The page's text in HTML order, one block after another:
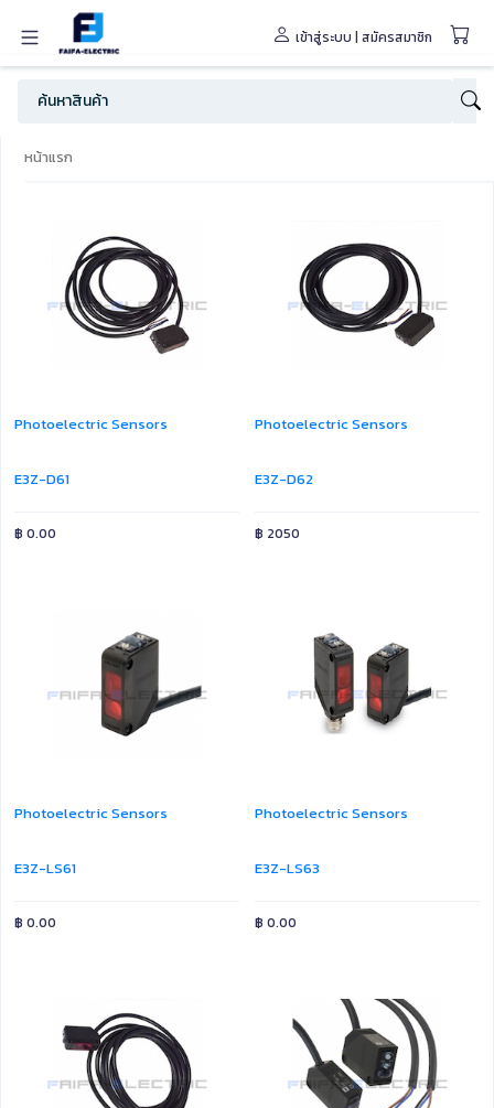
เข้าสู่ระบบ | สมัครสมาชิก
หน้าแรก
Photoelectric Sensors
E3Z-D61
฿ 0.00
Photoelectric Sensors
E3Z-D62
฿ 2050
Photoelectric Sensors
E3Z-LS61
฿ 0.00
Photoelectric Sensors
E3Z-LS63
฿ 0.00